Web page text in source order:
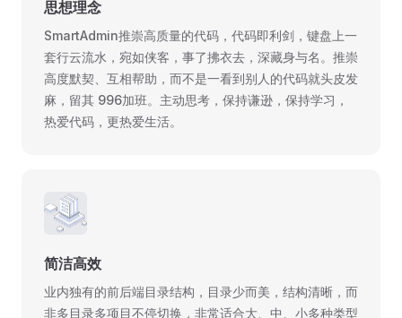
思想理念
SmartAdmin推崇高质量的代码，代码即利剑，键盘上一
套行云流水，宛如侠客，事了拂衣去，深藏身与名。推崇
高度默契、互相帮助，而不是一看到别人的代码就头皮发
麻，留其 996加班。主动思考，保持谦逊，保持学习，
热爱代码，更热爱生活。
简洁高效
业内独有的前后端目录结构，目录少而美，结构清晰，而
非多目录多项目不停切换，非常适合大、中、小多种类型